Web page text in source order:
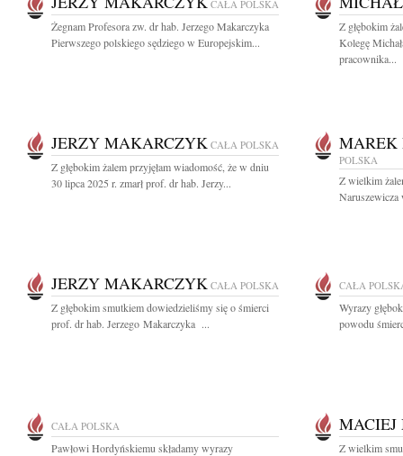
CAŁA POLSKA
Żegnam Profesora zw. dr hab. Jerzego Makarczyka
Pierwszego polskiego sędziego w Europejskim...
Z głębokim
Kolegę
pracownika...
JERZY MAKARCZYK CAŁA POLSKA
Z głębokim żalem przyjęłam wiadomość, że w dniu
30 lipca 2025 r. zmarł prof. dr hab. Jerzy...
MAREK
POLSKA
Z wielkim
Naruszewicza
JERZY MAKARCZYK CAŁA POLSKA
Z głębokim smutkiem dowiedzieliśmy się o śmierci
prof. dr hab. Jerzego Makarczyka ...
CAŁA
Wyrazy
powodu
CAŁA POLSKA
Pawłowi Hordyńskiemu składamy wyrazy
Z wielkim